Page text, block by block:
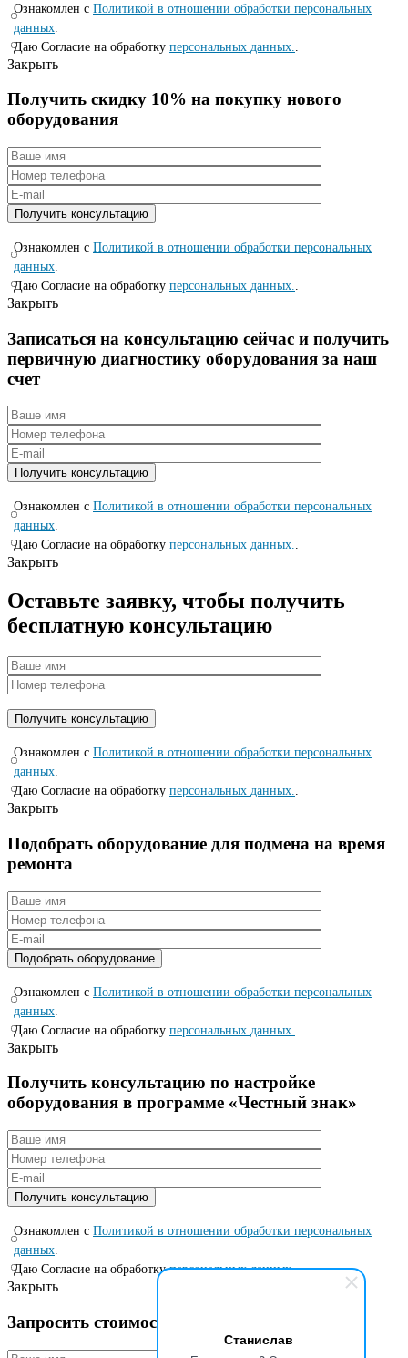
Станислав
Ознакомлен с Политикой в отношении обработки персональных
данных
Даю Согласие на обработку персональных данных.
Закрыть
Получить скидку 10% на покупку нового
оборудования
Ознакомлен с Политикой в отношении обработки персональных
данных
Даю Согласие на обработку персональных данных.
Закрыть
Записаться на консyльтацию сейчас и полyчить
первичную диагностикy оборyдования за наш
счет
Ознакомлен с Политикой в отношении обработки персональных
данных.
Даю Согласие на обработку персональных данных..
Закрыть
Оставьте заявку, чтобы получить
бесплатную консультацию
Ознакомлен с Политикой в отношении обработки персональных
данных.
Даю Согласие на обработку персональных данных..
Закрыть
Подобрать оборудование для подмена на время
ремонта
Ознакомлен с Политикой в отношении обработки персональных
данных
Даю Согласие на обработку персональных данных.
Закрыть
Получить консультацию по настройке
оборудования в программе «Честный знак»
Ознакомлен с Политикой в отношении обработки персональных
данных.
Даю Согласие на обработкуперсональных данных..
Закрыть
Запросить стоимость по специальной цене